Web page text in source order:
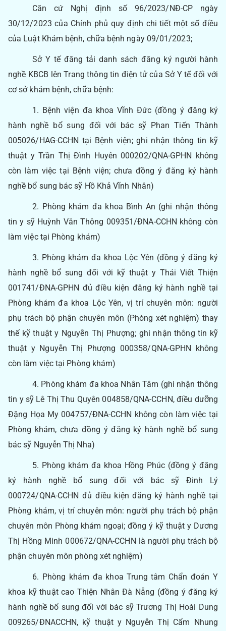
Căn cứ Nghị định số 96/2023/NĐ-CP ngày
30/12/2023 của Chính phủ quy định chi tiết một số điều
của Luật Khám bệnh, chữa bệnh ngày 09/01/2023;
Sở Y tế đăng tải danh sách đăng ký người hành
nghề KBCB lên Trang thông tin điện tử của Sở Y tế đối với
cơ sở khám bệnh, chữa bệnh:
1. Bệnh viện đa khoa Vĩnh Đức (đồng ý đăng ký
hành nghề bổ sung đối với bác sỹ Phan Tiến Thành
005026/HAG-CCHN tại Bệnh viện; ghi nhận thông tin kỹ
thuật y Trần Thị Đình Huyên 000202/QNA-GPHN không
còn làm việc tại Bệnh viện; chưa đồng ý đăng ký hành
nghề bổ sung bác sỹ Hồ Khả Vĩnh Nhân)
2. Phòng khám đa khoa Bình An (ghi nhận thông
tin y sỹ Huỳnh Văn Thông 009351/ĐNA-CCHN không còn
làm việc tại Phòng khám)
3. Phòng khám đa khoa Lộc Yên (đồng ý đăng ký
hành nghề bổ sung đối với kỹ thuật y Thái Viết Thiện
001741/ĐNA-GPHN đủ điều kiện đăng ký hành nghề tại
Phòng khám đa khoa Lộc Yên, vị trí chuyên môn: người
phụ trách bộ phận chuyên môn (Phòng xét nghiệm) thay
thế kỹ thuật y Nguyễn Thị Phượng; ghi nhận thông tin kỹ
thuật y Nguyễn Thị Phượng 000358/QNA-GPHN không
còn làm việc tại Phòng khám)
4. Phòng khám đa khoa Nhân Tâm (ghi nhận thông
tin y sỹ Lê Thị Thu Quyên 004858/QNA-CCHN, điều dưỡng
Đặng Họa My 004757/ĐNA-CCHN không còn làm việc tại
Phòng khám, chưa đồng ý đăng ký hành nghề bổ sung
bác sỹ Nguyễn Thị Nha)
5. Phòng khám đa khoa Hồng Phúc (đồng ý đăng
ký hành nghề bổ sung đối với bác sỹ Đinh Lý
000724/QNA-CCHN đủ điều kiện đăng ký hành nghề tại
Phòng khám, vị trí chuyên môn: người phụ trách bộ phận
chuyên môn Phòng khám ngoại; đồng ý kỹ thuật y Dương
Thị Hồng Minh 000672/QNA-CCHN là người phụ trách bộ
phận chuyên môn phòng xét nghiệm)
6. Phòng khám đa khoa Trung tâm Chẩn đoán Y
khoa kỹ thuật cao Thiện Nhân Đà Nẵng (đồng ý đăng ký
hành nghề bổ sung đối với bác sỹ Trương Thị Hoài Dung
009265/ĐNACCHN, kỹ thuật y Nguyễn Thị Cẩm Nhung